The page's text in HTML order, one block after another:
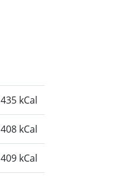
435 kCal
408 kCal
409 kCal